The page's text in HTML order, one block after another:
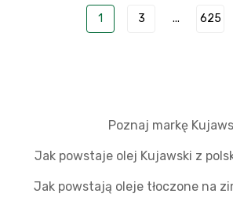
1 3 ... 625
Poznaj markę
Jak powstaje olej Kujawski z
Jak powstają oleje tłoczone na